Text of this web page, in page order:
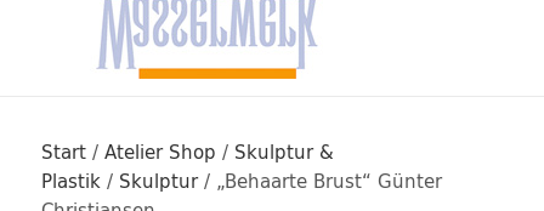
Start /Atelier Shop / Skulptur &
Plastik / Skulptur/ „Behaarte Brust“ Günter